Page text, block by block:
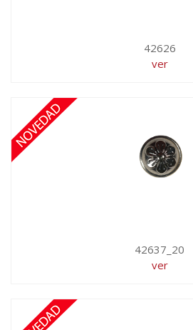
42626
ver
42637_20
ver